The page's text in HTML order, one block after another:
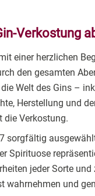
Verkostung
einer herzlichen
den gesamten
Welt des Gins –
Herstellung und
die Verkostung.
sorgfältig
Spirituose
jeder Sorte und
wahrnehmen und